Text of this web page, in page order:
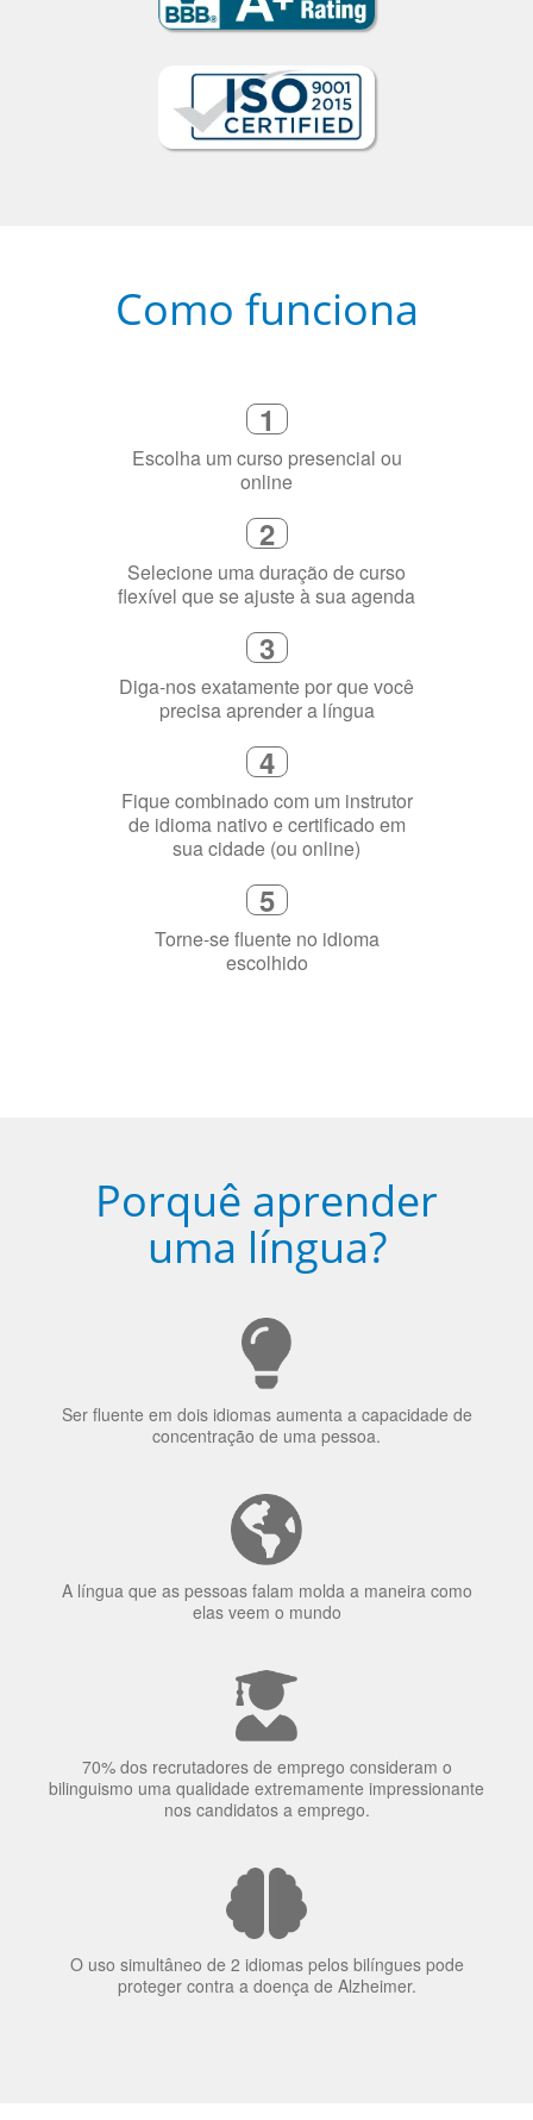
Como funciona
1
Escolha um curso presencial ou
online
2
Selecione uma duração de curso
flexível que se ajuste à sua agenda
3
Diga-nos exatamente por que você
precisa aprender a língua
4
Fique combinado com um instrutor
de idioma nativo e certificado em
sua cidade (ou online)
5
Torne-se fluente no idioma
escolhido
Porquê aprender
uma língua?
Ser fluente em dois idiomas aumenta a capacidade de
concentração de uma pessoa.
A língua que as pessoas falam molda a maneira como
elas veem o mundo
70% dos recrutadores de emprego consideram o
bilinguismo uma qualidade extremamente impressionante
nos candidatos a emprego.
O uso simultâneo de 2 idiomas pelos bilíngues pode
proteger contra a doença de Alzheimer.